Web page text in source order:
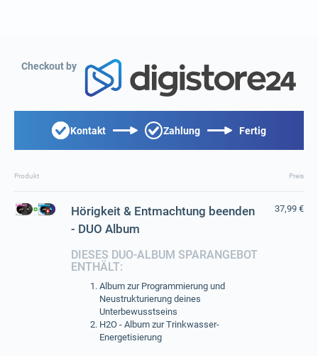
Checkout by
Kontakt Zahlung Fertig
Produkt Preis
Hörigkeit & Entmachtung beenden
- DUO Album
DIESES DUO-ALBUM SPARANGEBOT
ENTHÄLT:
Album zur Programmierung und
Neustrukturierung deines
Unterbewusstseins
H2O - Album zur Trinkwasser-
Energetisierung
37,99 €